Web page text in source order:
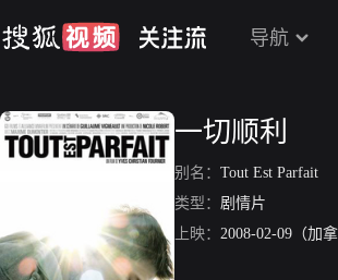
导航
一切顺利
别名： Tout Est Parfait
类型： 剧情片
上映： 2008-02-09（加拿